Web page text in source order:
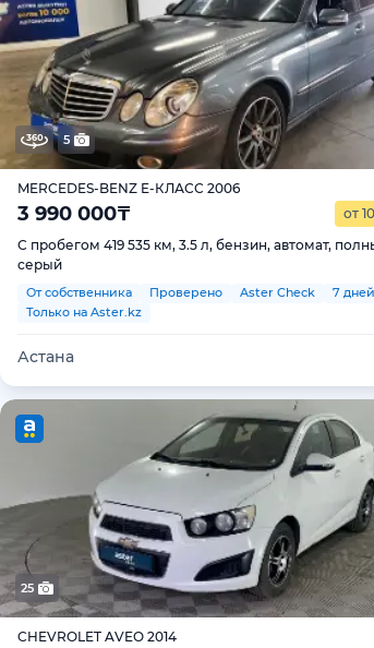
5
MERCEDES-BENZ E-КЛАСС 2006
3 990 000₸ от
С пробегом 419 535 км, 3.5 л, бензин, автомат,
серый
От собственника Проверено Aster Check
7
Только на Aster.kz
Астана
25
CHEVROLET AVEO 2014